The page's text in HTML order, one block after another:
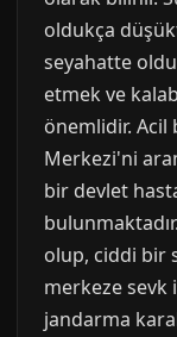
oldukça
seyahatte
etmek ve
önemlidir. Acil
Merkezi'ni
bir devlet
olup, ciddi bir
merkeze sevk
jandarma